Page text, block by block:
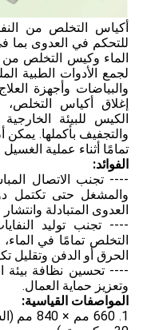
أكياس التخلص من
للتحكم في العدوى بما
الماء وكيس التخلص
لجمع الأدوات الطبية
والبياضات وأجهزة
إغلاق أكياس
الكيس للبيئة
والتجفيف بأكملها. يمكن
تمامًا أثناء عملية
الفوائد:
---- تجنب الاتصال
والمشغل حتى تكتمل
العدوى المتبادلة وانتشار
---- تجنب توليد
التخلص تمامًا في
الحرق أو الدفن وتقليل
---- تحسين نظافة بيئة
وتعزيز حماية العمال.
المواصفات القياسية: